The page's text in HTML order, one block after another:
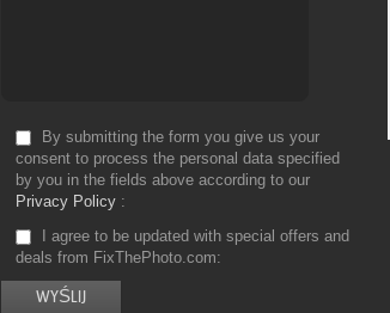
By submitting the form you give us your
consent to process the personal data specified
by you in the fields above according to our
Privacy Policy
I agree to be updated with special offers and
deals from FixThePhoto.com